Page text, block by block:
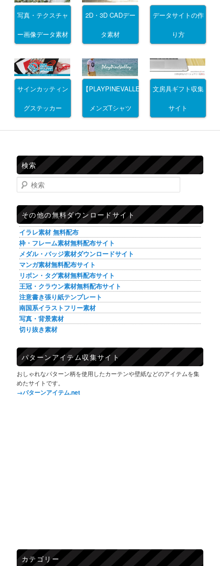
写真・テクスチャ
ー画像データ素材
2D・3D CADデー
タ素材
データサイトの作
り方
サインカッティン
グステッカー
【PLAYPINEVALLEY】
メンズTシャツ
文房具ギフト収集
サイト
検索
検索
その他の無料ダウンロードサイト
イラレ素材 無料配布
枠・フレーム素材無料配布サイト
メダル・バッジ素材ダウンロードサイト
マンガ素材無料配布サイト
リボン・タグ素材無料配布サイト
王冠・クラウン素材無料配布サイト
注意書き張り紙テンプレート
南国系イラストフリー素材
写真・背景素材
切り抜き素材
パターンアイテム収集サイト
おしゃれなパターン柄を使用したカーテンや壁紙などのアイテムを集
めたサイトです。
→パターンアイテム.net
カテゴリー